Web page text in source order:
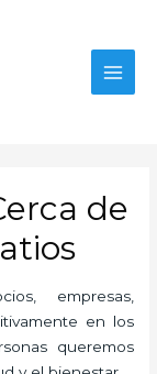
de
empresas,
en los
queremos